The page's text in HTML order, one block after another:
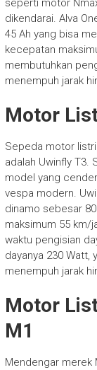
seperti motor
dikendarai. Alva
45 Ah yang bisa
kecepatan
membutuhkan
menempuh jarak
Motor
Sepeda motor
adalah Uwinfly T3.
model yang
vespa modern.
dinamo sebesar
maksimum 55 km/
waktu pengisian
dayanya 230
menempuh jarak
Motor
M1
Mendengar merek